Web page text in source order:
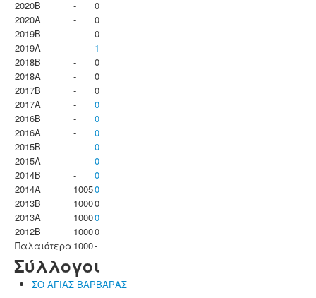
2020B
-
0
2020A
-
0
2019B
-
0
2019A
-
1
2018B
-
0
2018A
-
0
2017B
-
0
2017A
-
0
2016B
-
0
2016A
-
0
2015B
-
0
2015A
-
0
2014B
-
0
2014A
10050
2013B
10000
2013A
10000
2012B
10000
Παλαιότερα 1000-
Σύλλογοι
ΣΟ ΑΓΙΑΣ ΒΑΡΒΑΡΑΣ